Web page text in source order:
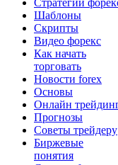
Шаблоны
Скрипты
Видео форекс
Как начать
торговать
Новости forex
Основы
Онлайн
Прогнозы
Советы трейдеру
Биржевые
понятия